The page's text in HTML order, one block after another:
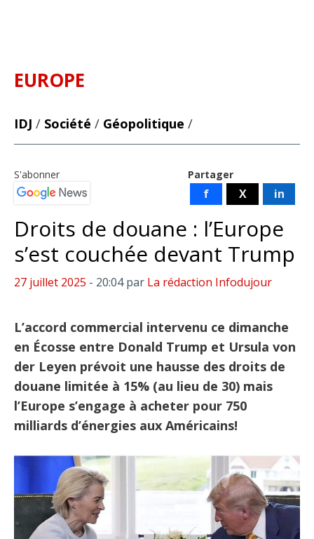
EUROPE
IDJ / Société / Géopolitique /
Partager
f X in
S'abonner
Droits de douane : l’Europe
s’est couchée devant Trump
27 juillet 2025 - 20:04 par La rédaction Infodujour
L’accord commercial intervenu ce dimanche
en Écosse entre Donald Trump et Ursula von
der Leyen prévoit une hausse des droits de
douane limitée à 15% (au lieu de 30) mais
l’Europe s’engage à acheter pour 750
milliards d’énergies aux Américains!